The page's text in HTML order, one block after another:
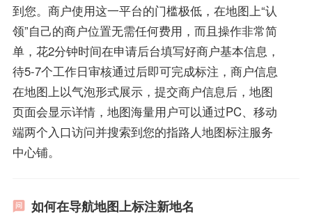
到您。商户使用这一平台的门槛极低，在地图上“认
领”自己的商户位置无需任何费用，而且操作非常简
单，花2分钟时间在申请后台填写好商户基本信息，
待5-7个工作日审核通过后即可完成标注，商户信息
在地图上以气泡形式展示，提交商户信息后，地图
页面会显示详情，地图海量用户可以通过PC、移动
端两个入口访问并搜索到您的指路人地图标注服务
中心铺。
如何在导航地图上标注新地名